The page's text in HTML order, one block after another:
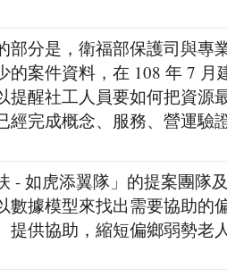
部分是，衛福部保護司與專
的案件資料，在 108 年 7
提醒社工人員要如何把資源
經完成概念、服務、營運驗
- 如虎添翼隊」的提案團隊
數據模型來找出需要協助的
提供協助，縮短偏鄉弱勢老